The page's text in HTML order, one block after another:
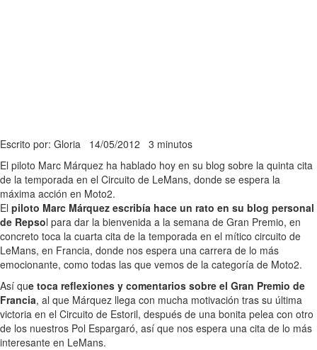
Escrito por: Gloria 14/05/2012 3 minutos
El piloto Marc Márquez ha hablado hoy en su blog sobre la quinta cita
de la temporada en el Circuito de LeMans, donde se espera la
máxima acción en Moto2.
El piloto Marc Márquez escribía hace un rato en su blog personal
de Repsol para dar la bienvenida a la semana de Gran Premio, en
concreto toca la cuarta cita de la temporada en el mítico circuito de
LeMans, en Francia, donde nos espera una carrera de lo más
emocionante, como todas las que vemos de la categoría de Moto2.
Así que toca reflexiones y comentarios sobre el Gran Premio de
Francia, al que Márquez llega con mucha motivación tras su última
victoria en el Circuito de Estoril, después de una bonita pelea con otro
de los nuestros Pol Espargaró, así que nos espera una cita de lo más
interesante en LeMans.